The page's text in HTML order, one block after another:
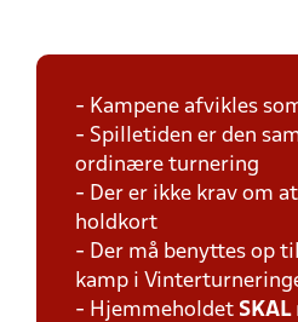
- Kampene afvikles
- Spilletiden er den
ordinære turnering
- Der er ikke krav om
holdkort
- Der må benyttes op
kamp i
- Hjemmeholdet SKAL